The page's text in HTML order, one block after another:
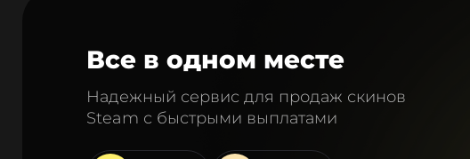
Все в одном месте
Надежный сервис для продаж скинов
Steam с быстрыми выплатами